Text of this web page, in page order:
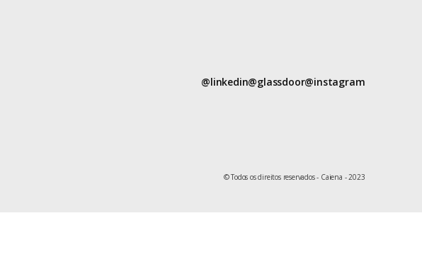
@linkedin@glassdoor@instagram
© Todos os direitos reservados - Caiena - 2023